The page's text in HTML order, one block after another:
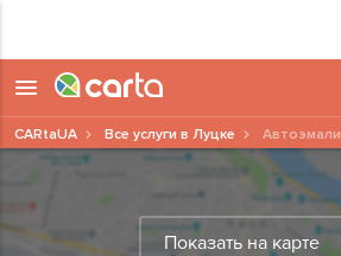
Показать на карте
CARtaUA Все услуги в Луцке Автоэмали